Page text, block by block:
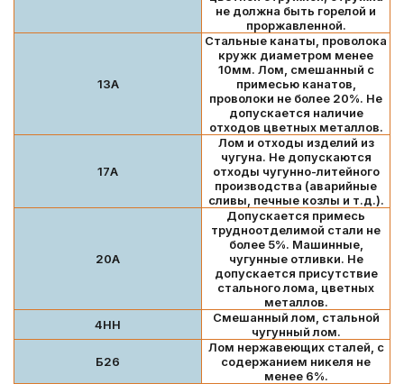
не должна быть горелой и
проржавленной.
13А
Стальные канаты, проволока
кружк диаметром менее
10мм. Лом, смешанный с
примесью канатов,
проволоки не более 20%. Не
допускается наличие
отходов цветных металлов.
17А
Лом и отходы изделий из
чугуна. Не допускаются
отходы чугунно-литейного
производства (аварийные
сливы, печные козлы и т.д.).
20А
Допускается примесь
трудноотделимой стали не
более 5%. Машинные,
чугунные отливки. Не
допускается присутствие
стального лома, цветных
металлов.
4НН
Смешанный лом, стальной
чугунный лом.
Б26
Лом нержавеющих сталей, с
содержанием никеля не
менее 6%.